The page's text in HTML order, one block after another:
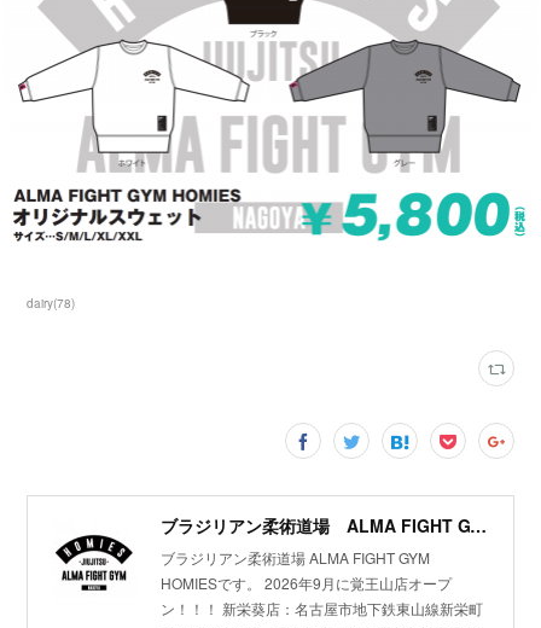
dairy(78)
ブラジリアン柔術道場 ALMA FIGHT GYM HOMIES(ホーミーズ)
ブラジリアン柔術道場 ALMA FIGHT GYM
HOMIESです。 2026年9月に覚王山店オープ
ン！！！ 新栄葵店：名古屋市地下鉄東山線新栄町